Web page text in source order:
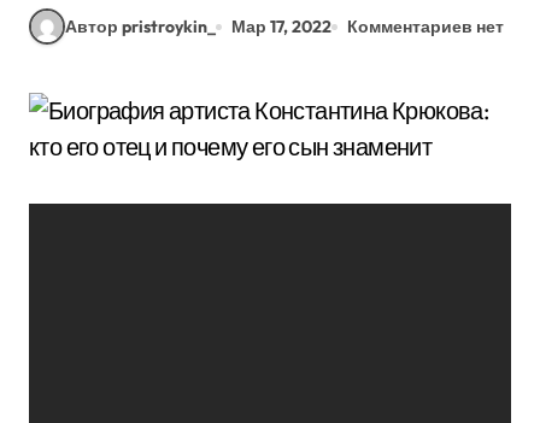
Автор pristroykin_ Мар 17, 2022 Комментариев нет